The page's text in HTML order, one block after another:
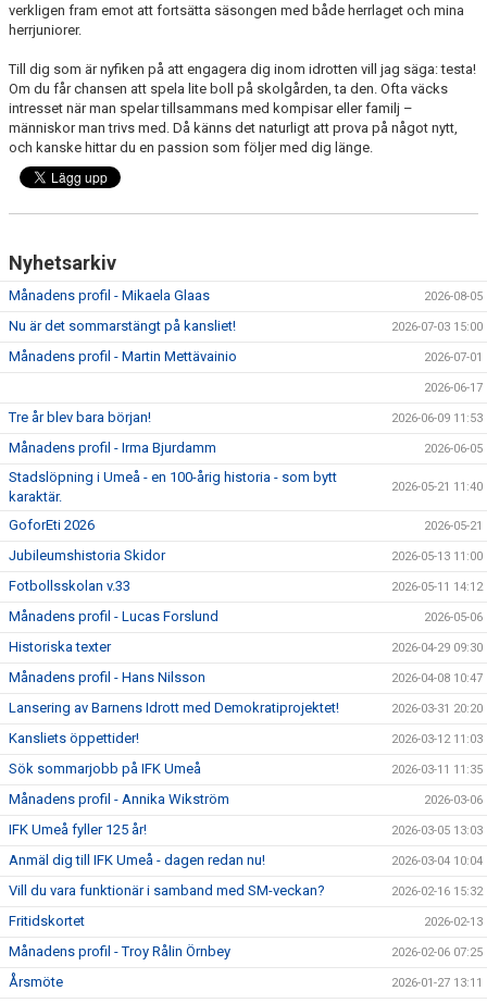
verkligen fram emot att fortsätta säsongen med både herrlaget och mina
herrjuniorer.
Till dig som är nyfiken på att engagera dig inom idrotten vill jag säga: testa!
Om du får chansen att spela lite boll på skolgården, ta den. Ofta väcks
intresset när man spelar tillsammans med kompisar eller familj –
människor man trivs med. Då känns det naturligt att prova på något nytt,
och kanske hittar du en passion som följer med dig länge.
Nyhetsarkiv
Månadens profil - Mikaela Glaas 2026-08-05
Nu är det sommarstängt på kansliet! 2026-07-03 15:00
Månadens profil - Martin Mettävainio 2026-07-01
2026-06-17
Tre år blev bara början! 2026-06-09 11:53
Månadens profil - Irma Bjurdamm 2026-06-05
Stadslöpning i Umeå - en 100-årig historia - som bytt
karaktär.
2026-05-21 11:40
GoforEti 2026 2026-05-21
Jubileumshistoria Skidor 2026-05-13 11:00
Fotbollsskolan v.33 2026-05-11 14:12
Månadens profil - Lucas Forslund 2026-05-06
Historiska texter 2026-04-29 09:30
Månadens profil - Hans Nilsson 2026-04-08 10:47
Lansering av Barnens Idrott med Demokratiprojektet! 2026-03-31 20:20
Kansliets öppettider! 2026-03-12 11:03
Sök sommarjobb på IFK Umeå 2026-03-11 11:35
Månadens profil - Annika Wikström 2026-03-06
IFK Umeå fyller 125 år! 2026-03-05 13:03
Anmäl dig till IFK Umeå - dagen redan nu! 2026-03-04 10:04
Vill du vara funktionär i samband med SM-veckan? 2026-02-16 15:32
Fritidskortet 2026-02-13
Månadens profil - Troy Rålin Örnbey 2026-02-06 07:25
Årsmöte 2026-01-27 13:11